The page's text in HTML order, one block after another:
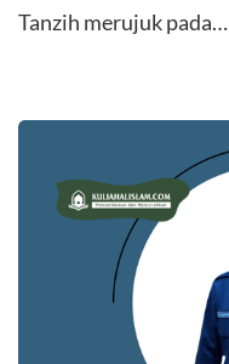
Tanzih merujuk pada…